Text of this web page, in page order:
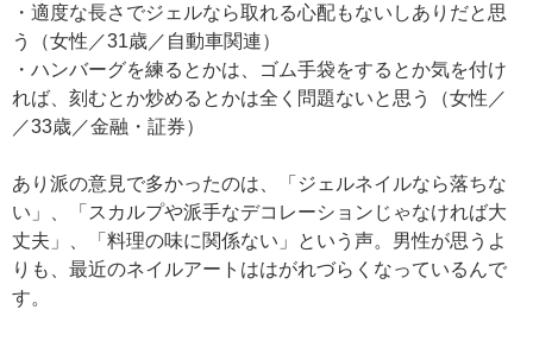
・適度な長さでジェルなら取れる心配もないしありだと思
う（女性／31歳／自動車関連）
・ハンバーグを練るとかは、ゴム手袋をするとか気を付け
れば、刻むとか炒めるとかは全く問題ないと思う（女性／
／33歳／金融・証券）
あり派の意見で多かったのは、「ジェルネイルなら落ちな
い」、「スカルプや派手なデコレーションじゃなければ大
丈夫」、「料理の味に関係ない」という声。男性が思うよ
りも、最近のネイルアートははがれづらくなっているんで
す。